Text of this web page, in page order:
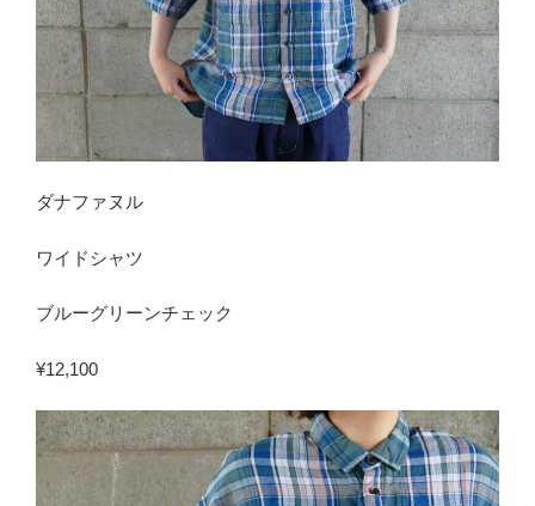
ダナファヌル
ワイドシャツ
ブルーグリーンチェック
¥12,100